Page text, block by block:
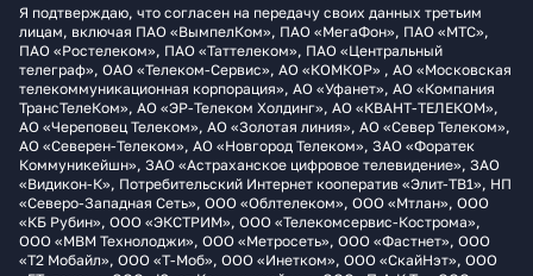
Я подтверждаю, что согласен на передачу своих данных третьим
лицам, включая ПАО «ВымпелКом», ПАО «МегаФон», ПАО «МТС»,
ПАО «Ростелеком», ПАО «Таттелеком», ПАО «Центральный
телеграф», ОАО «Телеком-Сервис», АО «КОМКОР» , АО «Московская
телекоммуникационная корпорация», АО «Уфанет», АО «Компания
ТрансТелеКом», АО «ЭР-Телеком Холдинг», АО «КВАНТ-ТЕЛЕКОМ»,
АО «Череповец Телеком», АО «Золотая линия», АО «Север Телеком»,
АО «Северен-Телеком», АО «Новгород Телеком», ЗАО «Форатек
Коммуникейшн», ЗАО «Астраханское цифровое телевидение», ЗАО
«Видикон-К», Потребительский Интернет кооператив «Элит-ТВ1», НП
«Северо-Западная Сеть», ООО «Облтелеком», ООО «Мтлан», ООО
«КБ Рубин», ООО «ЭКСТРИМ», ООО «Телекомсервис-Кострома»,
ООО «МВМ Технолоджи», ООО «Метросеть», ООО «Фастнет», ООО
«Т2 Мобайл», ООО «Т‑Моб», ООО «Инетком», ООО «СкайНэт», ООО